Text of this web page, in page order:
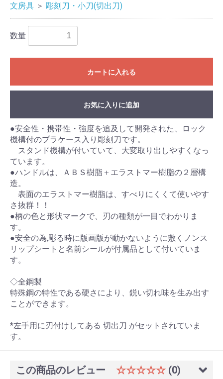
文房具 ＞ 彫刻刀・小刀(切出刀)
数量
カートに入れる
お気に入りに追加
●安全性・携帯性・強度を追及して開発された、ロック
機構付のプラケース入り彫刻刀です。
スタンド機構が付いていて、大変取り出しやすくなっ
ています。
●ハンドルは、ＡＢＳ樹脂＋エラストマー樹脂の２層構
造。
表面のエラストマー樹脂は、すべりにくくて使いやす
さ抜群！！
●柄の色と形状マークで、刃の種類が一目でわかりま
す。
●安全の為,彫る時に版画版が動かないように敷くノンス
リップシートと名前シールが付属品として付いていま
す。
◇全鋼製
特殊鋼の特性である硬さにより、鋭い切れ味を生み出す
ことができます。
*左手用に刃付けしてある 切出刀 がセットされていま
す。
この商品のレビュー ☆☆☆☆☆ (0)